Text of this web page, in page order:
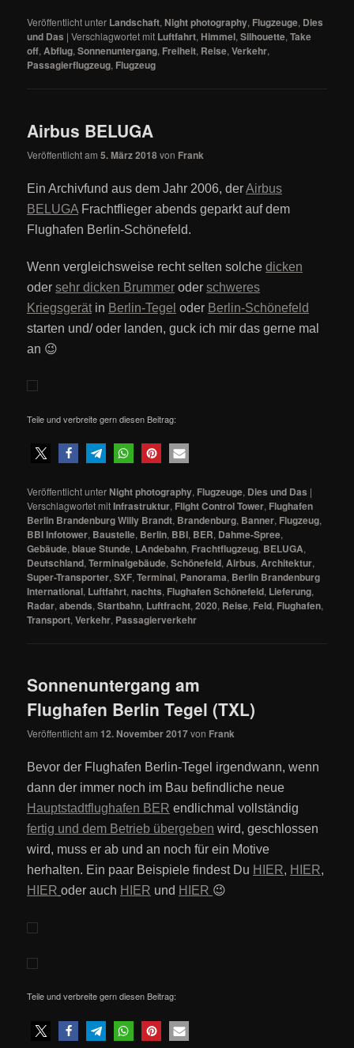
Veröffentlicht unter Landschaft, Night photography, Flugzeuge, Dies
und Das |Verschlagwortet mit Luftfahrt, Himmel,Silhouette,Take
off, Abflug,Sonnenuntergang, Freiheit, Reise,Verkehr,
Passagierflugzeug, Flugzeug
Airbus BELUGA
Veröffentlicht am5. März 2018von Frank
Ein Archivfund aus dem Jahr 2006, derAirbus
BELUGA Frachtflieger abends geparkt auf dem
Flughafen Berlin-Schönefeld.
Wenn vergleichsweise recht selten solchedicken
odersehr dicken Brummer oderschweres
Kriegsgerätin Berlin-Tegel oder Berlin-Schönefeld
starten und/ oder landen, guck ich mir das gerne mal
an 😉
Teile und verbreite gern diesen Beitrag:
Veröffentlicht unter Night photography, Flugzeuge, Dies und Das |
Verschlagwortet mitInfrastruktur, Flight Control Tower, Flughafen
Berlin Brandenburg Willy Brandt, Brandenburg, Banner, Flugzeug,
BBI Infotower, Baustelle, Berlin, BBI, BER, Dahme-Spree,
Gebäude,blaue Stunde, LAndebahn, Frachtflugzeug, BELUGA,
Deutschland,Terminalgebäude,Schönefeld, Airbus, Architektur,
Super-Transporter,SXF,Terminal, Panorama, Berlin Brandenburg
International, Luftfahrt,nachts, Flughafen Schönefeld, Lieferung,
Radar,abends,Startbahn, Luftfracht,2020, Reise, Feld, Flughafen,
Transport,Verkehr, Passagierverkehr
Sonnenuntergang am
Flughafen Berlin Tegel (TXL)
Veröffentlicht am 12. November 2017von Frank
Bevor der Flughafen Berlin-Tegel irgendwann, wenn
dann der immer noch im Bau befindliche neue
Hauptstadtflughafen BER endlichmal vollständig
fertig und dem Betrieb übergeben wird, geschlossen
wird, muss er ab und an noch für ein Motive
herhalten. Ein paar Beispiele findest Du HIER, HIER,
HIER oder auch HIER und HIER 😉
Teile und verbreite gern diesen Beitrag: